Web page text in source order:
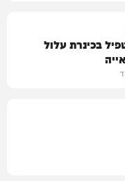
בכינרת עלול